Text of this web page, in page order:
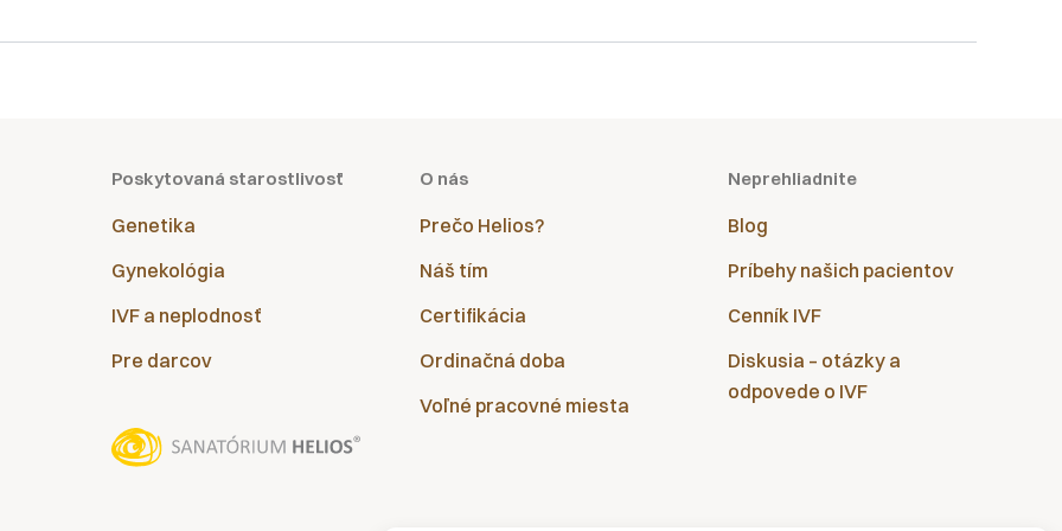
Poskytovaná starostlivosť
Genetika
Gynekológia
IVF a neplodnosť
Pre darcov
O nás
Prečo Helios?
Náš tím
Certifikácia
Ordinačná doba
Voľné pracovné miesta
Neprehliadnite
Blog
Príbehy našich pacientov
Cenník IVF
Diskusia – otázky a
odpovede o IVF